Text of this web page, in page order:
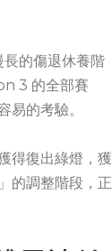
長的傷退休養階
3 的全部賽
的考驗。
得復出綠燈，獲
的調整階段，正